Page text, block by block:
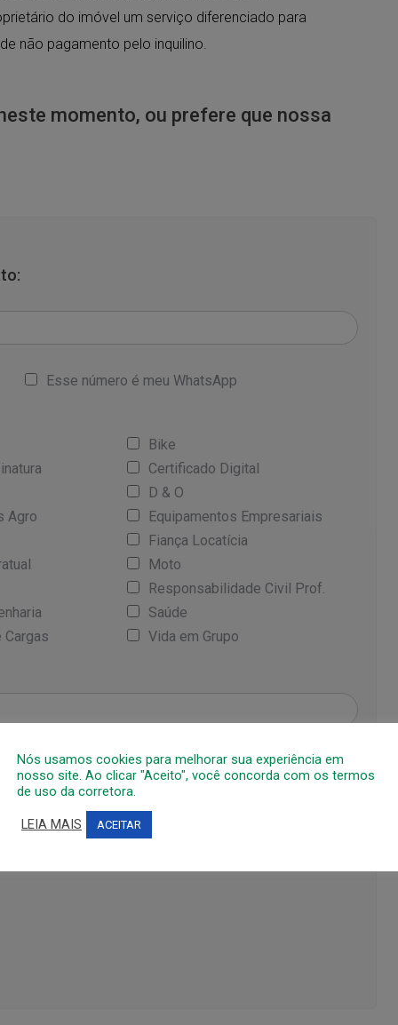
do imóvel um serviço diferenciado para
não pagamento pelo inquilino.
momento, ou prefere que nossa
Esse número é meu WhatsApp
Bike
Certificado Digital
D & O
Agro
Equipamentos Empresariais
Fiança Locatícia
Moto
Responsabilidade Civil Prof.
Saúde
Cargas
Vida em Grupo
Nós usamos cookies para melhorar sua experiência em
nosso site. Ao clicar "Aceito", você concorda com os termos
de uso da corretora.
LEIA MAIS ACEITAR